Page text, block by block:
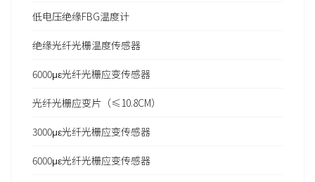
低电压绝缘FBG温度计
绝缘光纤光栅温度传感器
6000με光纤光栅应变传感器
光纤光栅应变片（≤10.8CM）
3000με光纤光栅应变传感器
6000με光纤光栅应变传感器